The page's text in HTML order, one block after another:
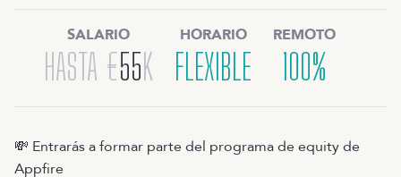
SALARIO
HASTA €55K
HORARIO
FLEXIBLE
REMOTO
100%
💸 Entrarás a formar parte del programa de equity de
Appfire